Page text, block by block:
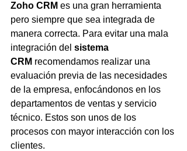
Zoho CRM es una gran herramienta
pero siempre que sea integrada de
manera correcta. Para evitar una mala
integración del sistema
CRM recomendamos realizar una
evaluación previa de las necesidades
de la empresa, enfocándonos en los
departamentos de ventas y servicio
técnico. Estos son unos de los
procesos con mayor interacción con los
clientes.